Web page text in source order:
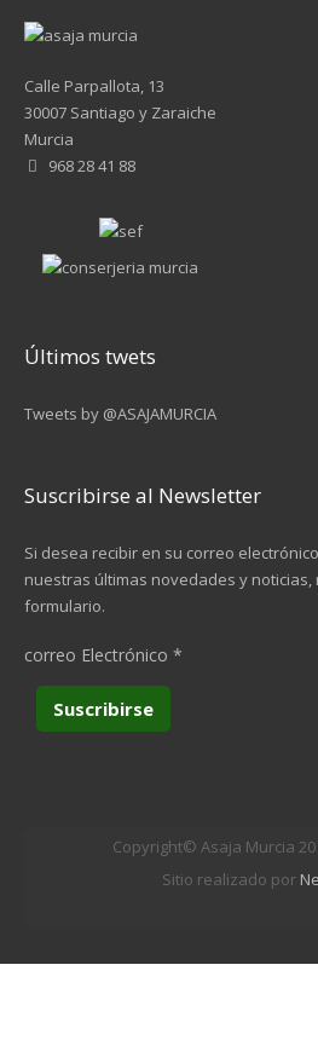
Calle Parpallota, 13
30007 Santiago y Zaraiche
Murcia
968 28 41 88
Últimos twets
Tweets by @ASAJAMURCIA
Suscribirse al Newsletter
Si desea recibir en su correo
nuestras últimas novedades y noticias,
formulario.
correo Electrónico *
Copyright© Asaja Murcia
Sitio realizado por